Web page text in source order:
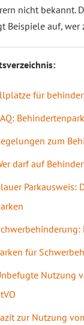
nicht bekannt.
Beispiele auf,
für
zum
darf auf
Parkausweis:
für
Nutzung
zur Nutzung